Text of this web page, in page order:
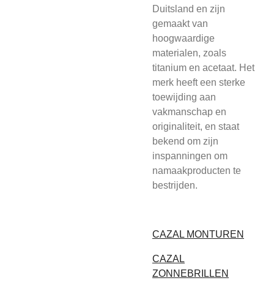
Duitsland en zijn
gemaakt van
hoogwaardige
materialen, zoals
titanium en acetaat. Het
merk heeft een sterke
toewijding aan
vakmanschap en
originaliteit, en staat
bekend om zijn
inspanningen om
namaakproducten te
bestrijden.
CAZAL MONTUREN
CAZAL
ZONNEBRILLEN